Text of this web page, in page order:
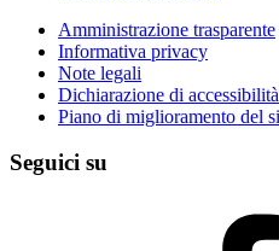
Amministrazione trasparente
Informativa privacy
Note legali
Dichiarazione di accessibilità
Piano di miglioramento del
Seguici su